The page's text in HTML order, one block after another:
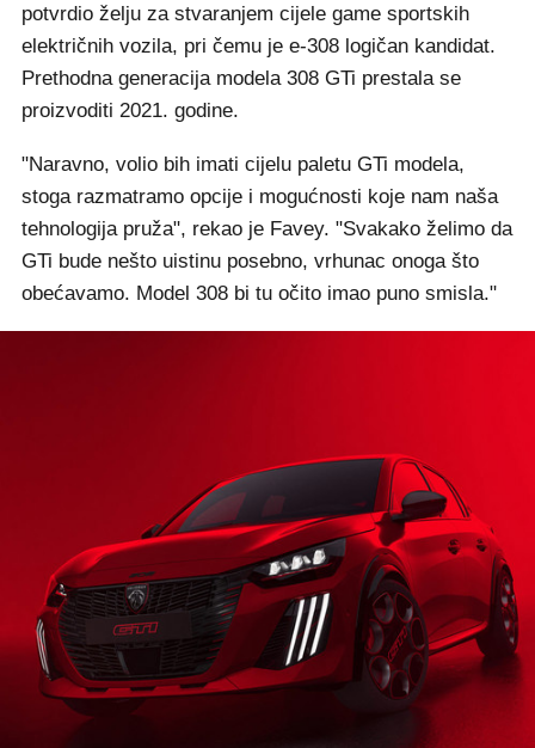
potvrdio želju za stvaranjem cijele game sportskih
električnih vozila, pri čemu je e-308 logičan kandidat.
Prethodna generacija modela 308 GTi prestala se
proizvoditi 2021. godine.
"Naravno, volio bih imati cijelu paletu GTi modela,
stoga razmatramo opcije i mogućnosti koje nam naša
tehnologija pruža", rekao je Favey. "Svakako želimo da
GTi bude nešto uistinu posebno, vrhunac onoga što
obećavamo. Model 308 bi tu očito imao puno smisla."